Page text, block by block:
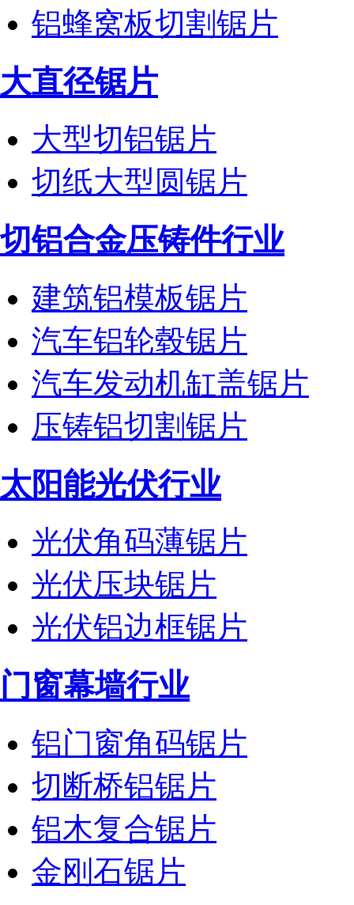
铝蜂窝板切割锯片
大直径锯片
大型切铝锯片
切纸大型圆锯片
切铝合金压铸件行业
建筑铝模板锯片
汽车铝轮毂锯片
汽车发动机缸盖锯片
压铸铝切割锯片
太阳能光伏行业
光伏角码薄锯片
光伏压块锯片
光伏铝边框锯片
门窗幕墙行业
铝门窗角码锯片
切断桥铝锯片
铝木复合锯片
金刚石锯片